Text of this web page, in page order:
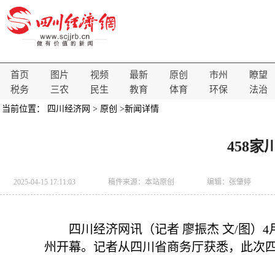
首页 图片 视频 最新 原创 市州
瞭望
税务
三农 民生 教育 体育 环保 法治
当前位置： 四川经济网 > 原创 >新闻详情
458家
2025-04-15 17:11:03 稿件来源： 本站原创 编辑：张肇婷
四川经济网讯（记者 廖振杰 文/图）
州开幕。记者从四川省商务厅获悉，此次